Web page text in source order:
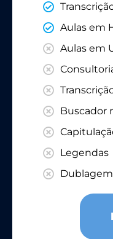
Aulas em
Aulas em
Buscador
Legendas
Dublagem